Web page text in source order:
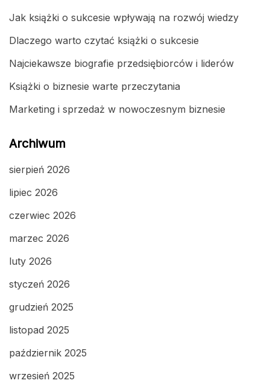
Jak książki o sukcesie wpływają na rozwój wiedzy
Dlaczego warto czytać książki o sukcesie
Najciekawsze biografie przedsiębiorców i liderów
Książki o biznesie warte przeczytania
Marketing i sprzedaż w nowoczesnym biznesie
Archiwum
sierpień 2026
lipiec 2026
czerwiec 2026
marzec 2026
luty 2026
styczeń 2026
grudzień 2025
listopad 2025
październik 2025
wrzesień 2025